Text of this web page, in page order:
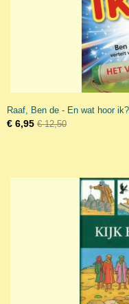
Raaf, Ben de - En wat hoor
€ 6,95 € 12,50